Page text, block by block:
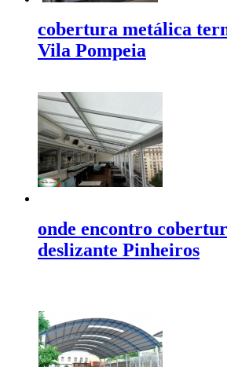
cobertura metálica
Vila Pompeia
onde encontro
deslizante Pinheiros